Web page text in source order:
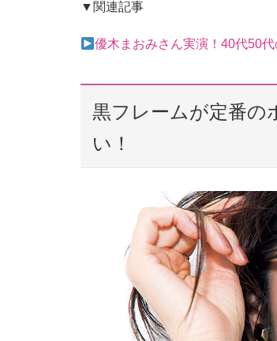
▼関連記事
優木まおみさん実演！40代50
黒フレームが定番の
い！